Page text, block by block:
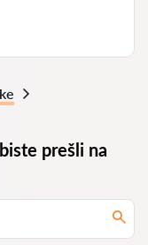
prešli na